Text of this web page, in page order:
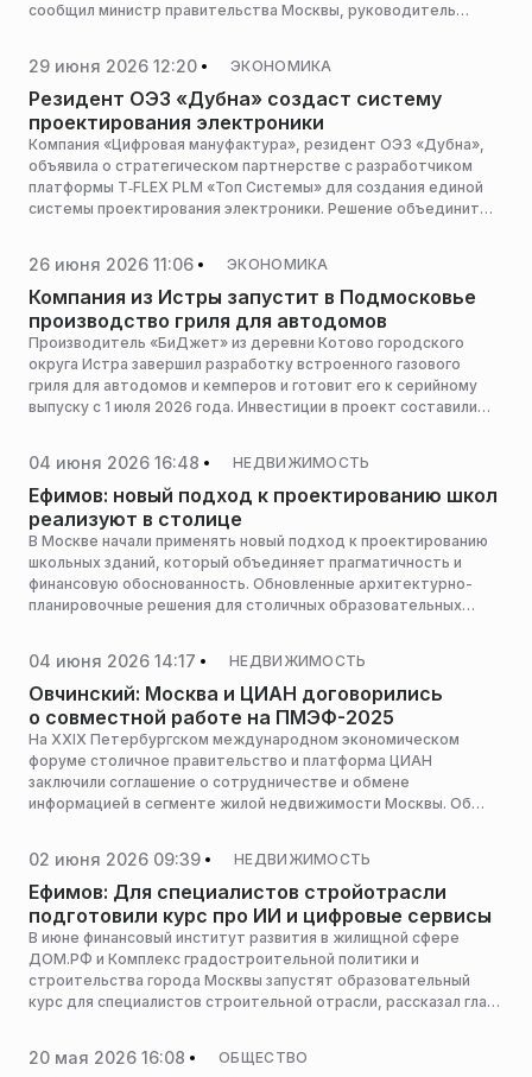
сообщил министр правительства Москвы, руководитель
города, Владислав Овчинский.
29 июня 2026 12:20 ЭКОНОМИКА
Резидент ОЭЗ «Дубна» создаст систему
проектирования электроники
Компания «Цифровая мануфактура», резидент ОЭЗ «Дубна»,
объявила о стратегическом партнерстве с разработчиком
платформы T‑FLEX PLM «Топ Системы» для создания единой
системы проектирования электроники. Решение объединит
Мининвеста региона.
26 июня 2026 11:06 ЭКОНОМИКА
Компания из Истры запустит в Подмосковье
производство гриля для автодомов
Производитель «БиДжет» из деревни Котово городского
округа Истра завершил разработку встроенного газового
гриля для автодомов и кемперов и готовит его к серийному
выпуску с 1 июля 2026 года. Инвестиции в проект составили
04 июня 2026 16:48 НЕДВИЖИМОСТЬ
Ефимов: новый подход к проектированию школ
реализуют в столице
В Москве начали применять новый подход к проектированию
школьных зданий, который объединяет прагматичность и
финансовую обоснованность. Обновленные архитектурно-
планировочные решения для столичных образовательных
ненужных расходов, сообщил на площадке XXIX
Петербургского международного экономического форума
глава столичного комплекса градостроительной политики и
строительства Владимир Ефимов.
04 июня 2026 14:17 НЕДВИЖИМОСТЬ
Овчинский: Москва и ЦИАН договорились
о совместной работе на ПМЭФ-2025
На XXIX Петербургском международном экономическом
форуме столичное правительство и платформа ЦИАН
заключили соглашение о сотрудничестве и обмене
информацией в сегменте жилой недвижимости Москвы. Об
Комплекс градостроительной политики и строительства
города, Владислав Овчинский.
02 июня 2026 09:39 НЕДВИЖИМОСТЬ
Ефимов: Для специалистов стройотрасли
подготовили курс про ИИ и цифровые сервисы
В июне финансовый институт развития в жилищной сфере
ДОМ.РФ и Комплекс градостроительной политики и
строительства города Москвы запустят образовательный
курс для специалистов строительной отрасли, рассказал глава
20 мая 2026 16:08 ОБЩЕСТВО